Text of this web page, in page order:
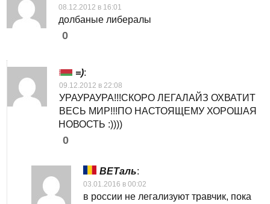
08.12.2012 в 16:01
долбаные либералы
0
=):
09.12.2012 в 22:08
УРАУРАУРА!!!СКОРО ЛЕГАЛАЙЗ ОХВАТИТ
ВЕСЬ МИР!!!ПО НАСТОЯЩЕМУ ХОРОШАЯ
НОВОСТЬ :))))
0
ВЕТаль:
03.01.2016 в 00:02
в россии не легализуют травчик, пока